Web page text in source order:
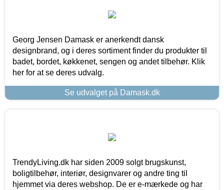
Georg Jensen Damask er anerkendt dansk
designbrand, og i deres sortiment finder du produkter til
badet, bordet, køkkenet, sengen og andet tilbehør. Klik
her for at se deres udvalg.
Se udvalget på Damask.dk
TrendyLiving.dk har siden 2009 solgt brugskunst,
boligtilbehør, interiør, designvarer og andre ting til
hjemmet via deres webshop. De er e-mærkede og har